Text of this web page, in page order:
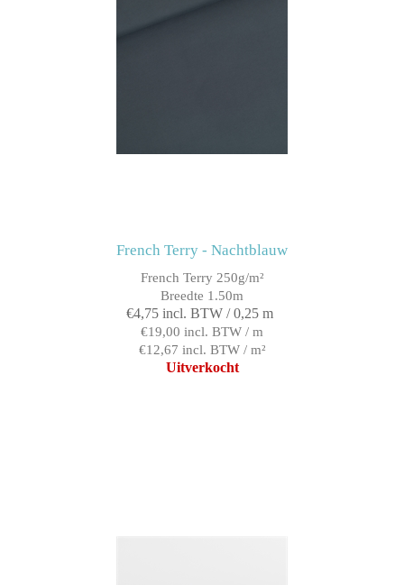
French Terry - Nachtblauw
French Terry 250g/m²
Breedte 1.50m
€4,75 incl. BTW / 0,25 m
€19,00 incl. BTW / m
€12,67 incl. BTW / m²
Uitverkocht